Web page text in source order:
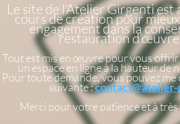
Le site de l’Atelier Girgenti est
cours de création pour
engagement dans la
restauration
Tout est mis en œuvre pour vous offrir
un espace en ligne à la hauteur de
Pour toute demande, vous pouvez me
suivante :
Merci pour votre patience et à très